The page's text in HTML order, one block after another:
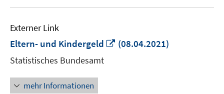
Externer Link
Eltern- und Kindergeld
In
(08.04.2021)
Statistisches Bundesamt
mehr Informationen